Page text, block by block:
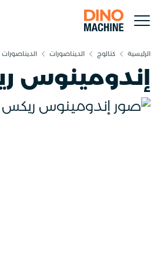
الرئيسية كتالوج الديناصورات
إندومينوس